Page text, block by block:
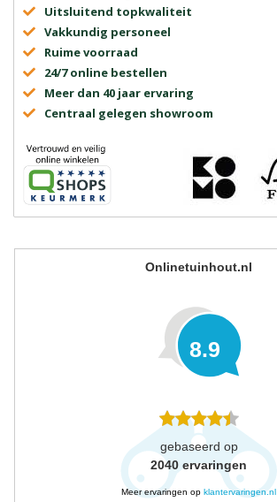
Uitsluitend topkwaliteit
Vakkundig personeel
Ruime voorraad
24/7 online bestellen
Meer dan 40 jaar ervaring
Centraal gelegen showroom
Onlinetuinhout.nl
8.9
gebaseerd op
2040 ervaringen
Meer ervaringen op klantervaringen.nl